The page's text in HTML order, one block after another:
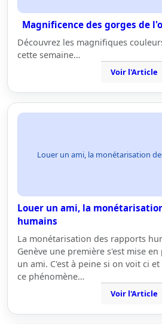
Magnificence des gorges de
Découvrez les magnifiques
cette semaine…
Voir l'Article
Louer un ami, la monétarisation
Louer un ami, la
humains
La monétarisation des rapports
Genève une première s'est mise
un ami. C'est à peine si on voit ci
ce phénomène…
Voir l'Article